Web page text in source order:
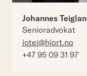
Johannes
Senioradvokat
jotei@hjort.no
+47 95 09 31 97